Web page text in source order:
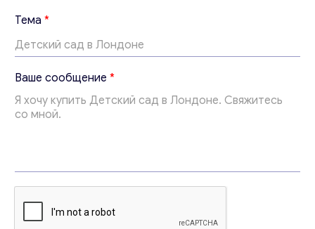
Ваши комментарии*
Тема *
E
m
a
i
м
а
Ваше сообщение *